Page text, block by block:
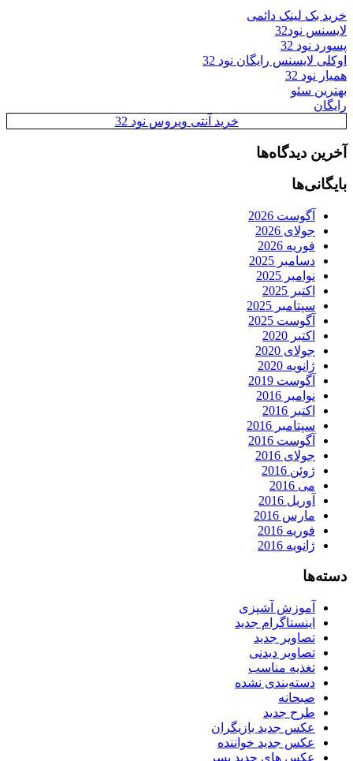
خرید بک لینک دائمی
لایسنس نود32
پسورد نود 32
اوکلی لایسنس رایگان نود 32
همیار نود 32
بهترین سئو
رایگان
خرید آنتی ویروس نود 32
آخرین دیدگاه‌ها
بایگانی‌ها
آگوست 2026
جولای 2026
فوریه 2026
دسامبر 2025
نوامبر 2025
اکتبر 2025
سپتامبر 2025
آگوست 2025
اکتبر 2020
جولای 2020
ژانویه 2020
آگوست 2019
نوامبر 2016
اکتبر 2016
سپتامبر 2016
آگوست 2016
جولای 2016
ژوئن 2016
می 2016
آوریل 2016
مارس 2016
فوریه 2016
ژانویه 2016
دسته‌ها
آموزش آشپزی
اینستاگرام جدید
تصاویر جدید
تصاویر دیدنی
تغذیه مناسب
دسته‌بندی نشده
صبحانه
طرح جدید
عکس جدید بازیگران
عکس جدید خواننده
عکس های جدید پسر